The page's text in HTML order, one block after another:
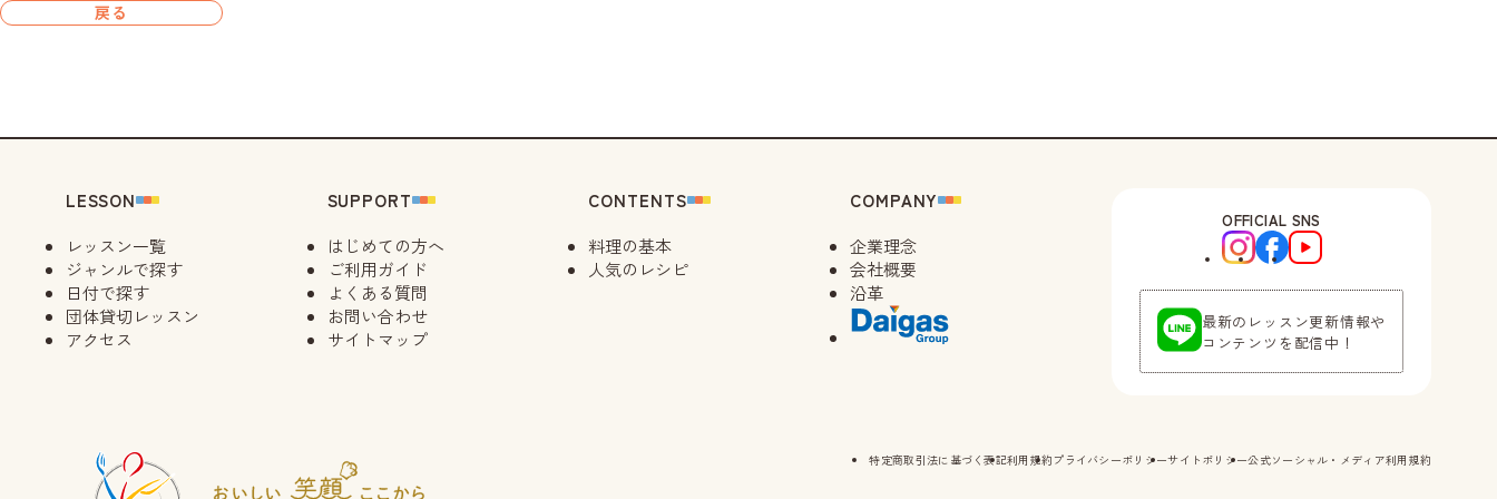
戻る
LESSON
レッスン一覧
ジャンルで探す
日付で探す
団体貸切レッスン
アクセス
SUPPORT
はじめての方へ
ご利用ガイド
よくある質問
お問い合わせ
サイトマップ
CONTENTS
料理の基本
人気のレシピ
COMPANY
企業理念
会社概要
沿革
OFFICIAL SNS
最新のレッスン更新情報や
コンテンツを配信中！
特定商取引法に基づく表記利用規約 プライバシーポリシーサイトポリシー公式ソーシャル・メディア利用規約